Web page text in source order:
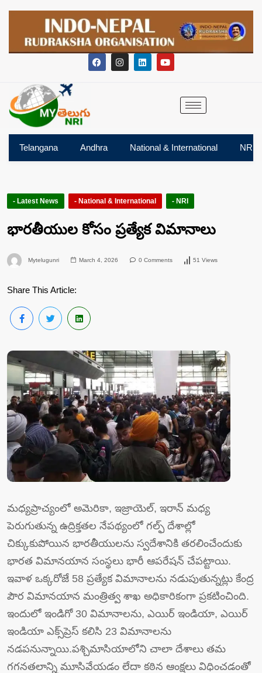
Telangana Andhra National & International NRI
- Latest News - National & International - NRI
భారతీయుల కోసం ప్రత్యేక విమానాలు
Mytelugunri March 4, 2026 0 Comments 51 Views
Share This Article:
మధ్యప్రాచ్యంలో అమెరికా, ఇజ్రాయెల్, ఇరాన్ మధ్య
పెరుగుతున్న ఉద్రిక్తతల నేపథ్యంలో గల్ఫ్ దేశాల్లో
చిక్కుకుపోయిన భారతీయులను స్వదేశానికి తరలించేందుకు
భారత విమానయాన సంస్థలు భారీ ఆపరేషన్ చేపట్టాయి.
ఇవాళ‌ ఒక్కరోజే 58 ప్రత్యేక విమానాలను నడుపుతున్నట్లు కేంద్ర
పౌర విమానయాన మంత్రిత్వ శాఖ అధికారికంగా ప్రకటించింది.
ఇందులో ఇండిగో 30 విమానాలను, ఎయిర్ ఇండియా, ఎయిర్
ఇండియా ఎక్స్‌ప్రెస్ కలిసి 23 విమానాలను
నడపనున్నాయి.పశ్చిమాసియాలోని చాలా దేశాలు తమ
గగనతలాన్ని మూసివేయడం లేదా కఠిన ఆంక్షలు విధించడంతో